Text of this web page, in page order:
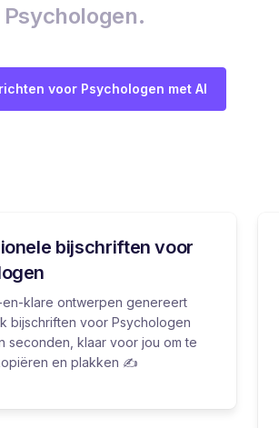
Psychologen.
voor Psychologen met AI
bijschriften voor
en-klare ontwerpen genereert
bijschriften voor Psychologen
seconden, klaar voor jou om te
en plakken ✍️